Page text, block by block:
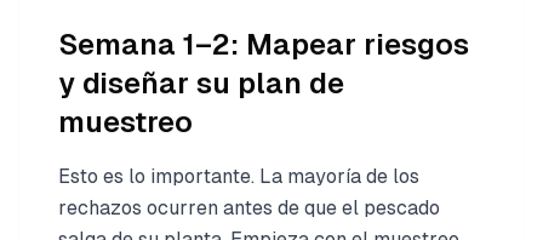
Semana 1–2: Mapear riesgos
y diseñar su plan de
muestreo
Esto es lo importante. La mayoría de los
rechazos ocurren antes de que el pescado